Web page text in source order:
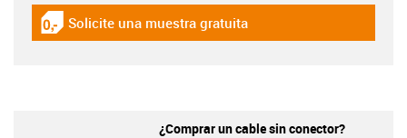
igus-icon-gratismuster
Solicite una muestra gratuita
¿Comprar un cable sin conector?